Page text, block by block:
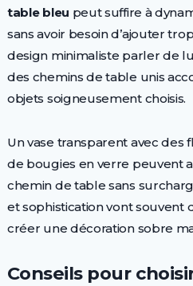
table bleu peut suffire à
sans avoir besoin d’ajouter
design minimaliste parler de
des chemins de table unis
objets soigneusement choisis.
Un vase transparent avec des
de bougies en verre peuvent
chemin de table sans
et sophistication vont
créer une décoration sobre
Conseils pour